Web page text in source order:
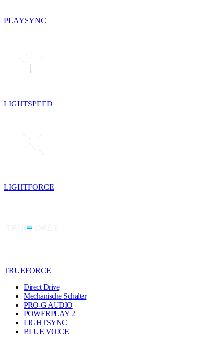
PLAYSYNC
LIGHTSPEED
LIGHTFORCE
TRUEFORCE
Direct Drive
Mechanische Schalter
PRO-G AUDIO
POWERPLAY 2
LIGHTSYNC
BLUE VO!CE